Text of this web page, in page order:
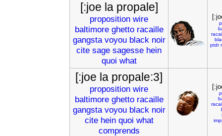
[:joe la propale]
proposition wire
baltimore ghetto racaille
gangsta voyou black noir
cite sage sagesse hein
quoi what
ptdr
[:joe la propale:3]
proposition wire
baltimore ghetto racaille
gangsta voyou black noir
cite hein quoi what
comprends